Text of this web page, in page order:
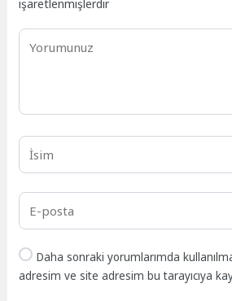
işaretlenmişlerdir
Daha sonraki yorumlarımda
adresim ve site adresim bu tarayıcıya